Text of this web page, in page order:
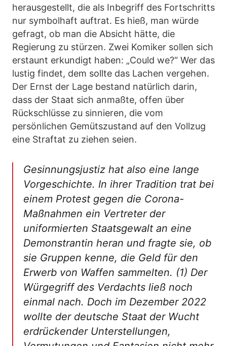
herausgestellt, die als Inbegriff des Fortschritts
nur symbolhaft auftrat. Es hieß, man würde
gefragt, ob man die Absicht hätte, die
Regierung zu stürzen. Zwei Komiker sollen sich
erstaunt erkundigt haben: „Could we?“ Wer das
lustig findet, dem sollte das Lachen vergehen.
Der Ernst der Lage bestand natürlich darin,
dass der Staat sich anmaßte, offen über
Rückschlüsse zu sinnieren, die vom
persönlichen Gemütszustand auf den Vollzug
eine Straftat zu ziehen seien.
Gesinnungsjustiz hat also eine lange
Vorgeschichte. In ihrer Tradition trat bei
einem Protest gegen die Corona-
Maßnahmen ein Vertreter der
uniformierten Staatsgewalt an eine
Demonstrantin heran und fragte sie, ob
sie Gruppen kenne, die Geld für den
Erwerb von Waffen sammelten. (1) Der
Würgegriff des Verdachts ließ noch
einmal nach. Doch im Dezember 2022
wollte der deutsche Staat der Wucht
erdrückender Unterstellungen,